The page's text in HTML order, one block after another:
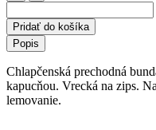
Pridať do košíka
Popis
Chlapčenská prechodná
kapucňou. Vrecká na zips.
lemovanie.